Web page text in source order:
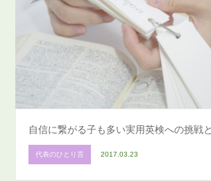
自信に繋がる子も多い実用英検への挑戦
代表のひとり言 2017.03.23